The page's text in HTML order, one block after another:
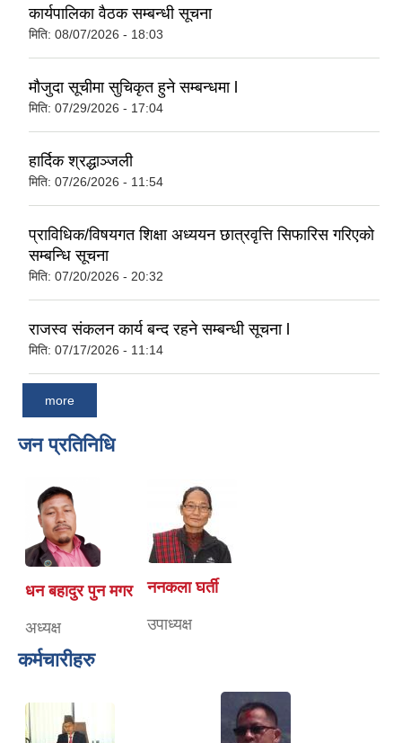
कार्यपालिका वैठक सम्बन्धी सूचना
मिति: 08/07/2026 - 18:03
मौजुदा सूचीमा सुचिकृत हुने सम्बन्धमा l
मिति: 07/29/2026 - 17:04
हार्दिक श्रद्धाञ्जली
मिति: 07/26/2026 - 11:54
प्राविधिक/विषयगत शिक्षा अध्ययन छात्रवृत्ति सिफारिस गरिएकाे
सम्बन्धि सूचना
मिति: 07/20/2026 - 20:32
राजस्व संकलन कार्य बन्द रहने सम्बन्धी सूचना l
मिति: 07/17/2026 - 11:14
more
जन प्रतिनिधि
धन बहादुर पुन मगर
अध्यक्ष
ननकला घर्ती
उपाध्यक्ष
कर्मचारीहरु